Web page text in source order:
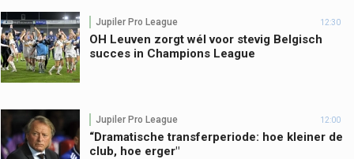
Jupiler Pro League 12:30
OH Leuven zorgt wél voor stevig Belgisch
succes in Champions League
Jupiler Pro League 12:00
“Dramatische transferperiode: hoe kleiner de
club, hoe erger"